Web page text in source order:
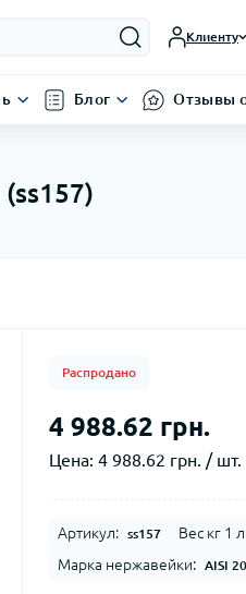
Клиенту
Блог Отзывы
Распродано
4 988.62 грн.
Цена: 4 988.62 грн. / шт.
Артикул: ss157 Вес кг 1
Марка нержавейки: AISI